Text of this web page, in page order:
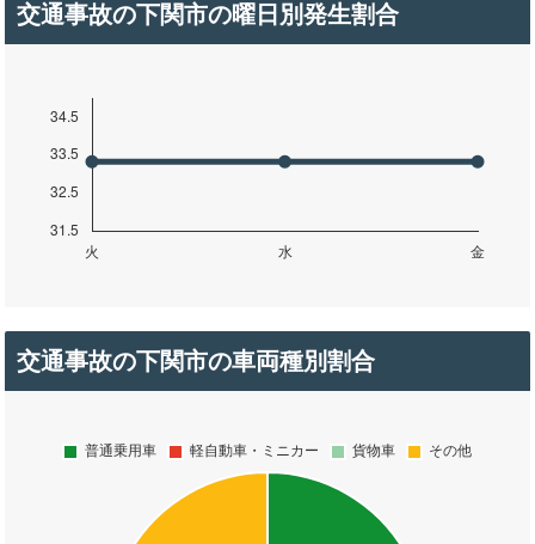
交通事故の下関市の曜日別発生割合
交通事故の下関市の車両種別割合